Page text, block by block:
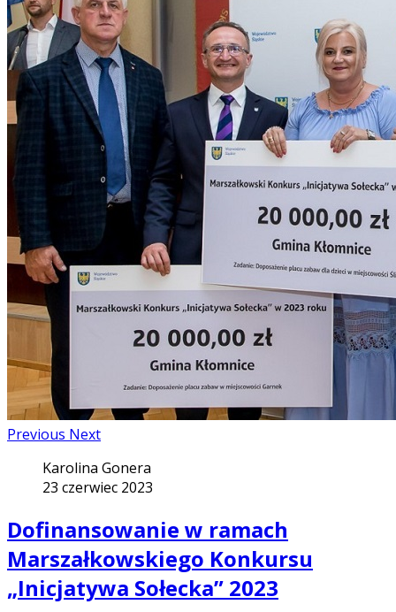
Previous Next
Karolina Gonera
23 czerwiec 2023
Dofinansowanie w ramach
Marszałkowskiego Konkursu
„Inicjatywa Sołecka” 2023